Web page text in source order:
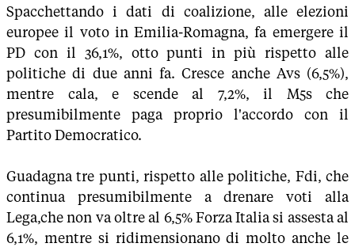
Spacchettando i dati di coalizione, alle elezioni
europee il voto in Emilia-Romagna, fa emergere il
PD con il 36,1%, otto punti in più rispetto alle
politiche di due anni fa. Cresce anche Avs (6,5%),
mentre cala, e scende al 7,2%, il M5s che
presumibilmente paga proprio l'accordo con il
Partito Democratico.
Guadagna tre punti, rispetto alle politiche, Fdi, che
continua presumibilmente a drenare voti alla
Lega,che non va oltre al 6,5% Forza Italia si assesta al
6,1%, mentre si ridimensionano di molto anche le